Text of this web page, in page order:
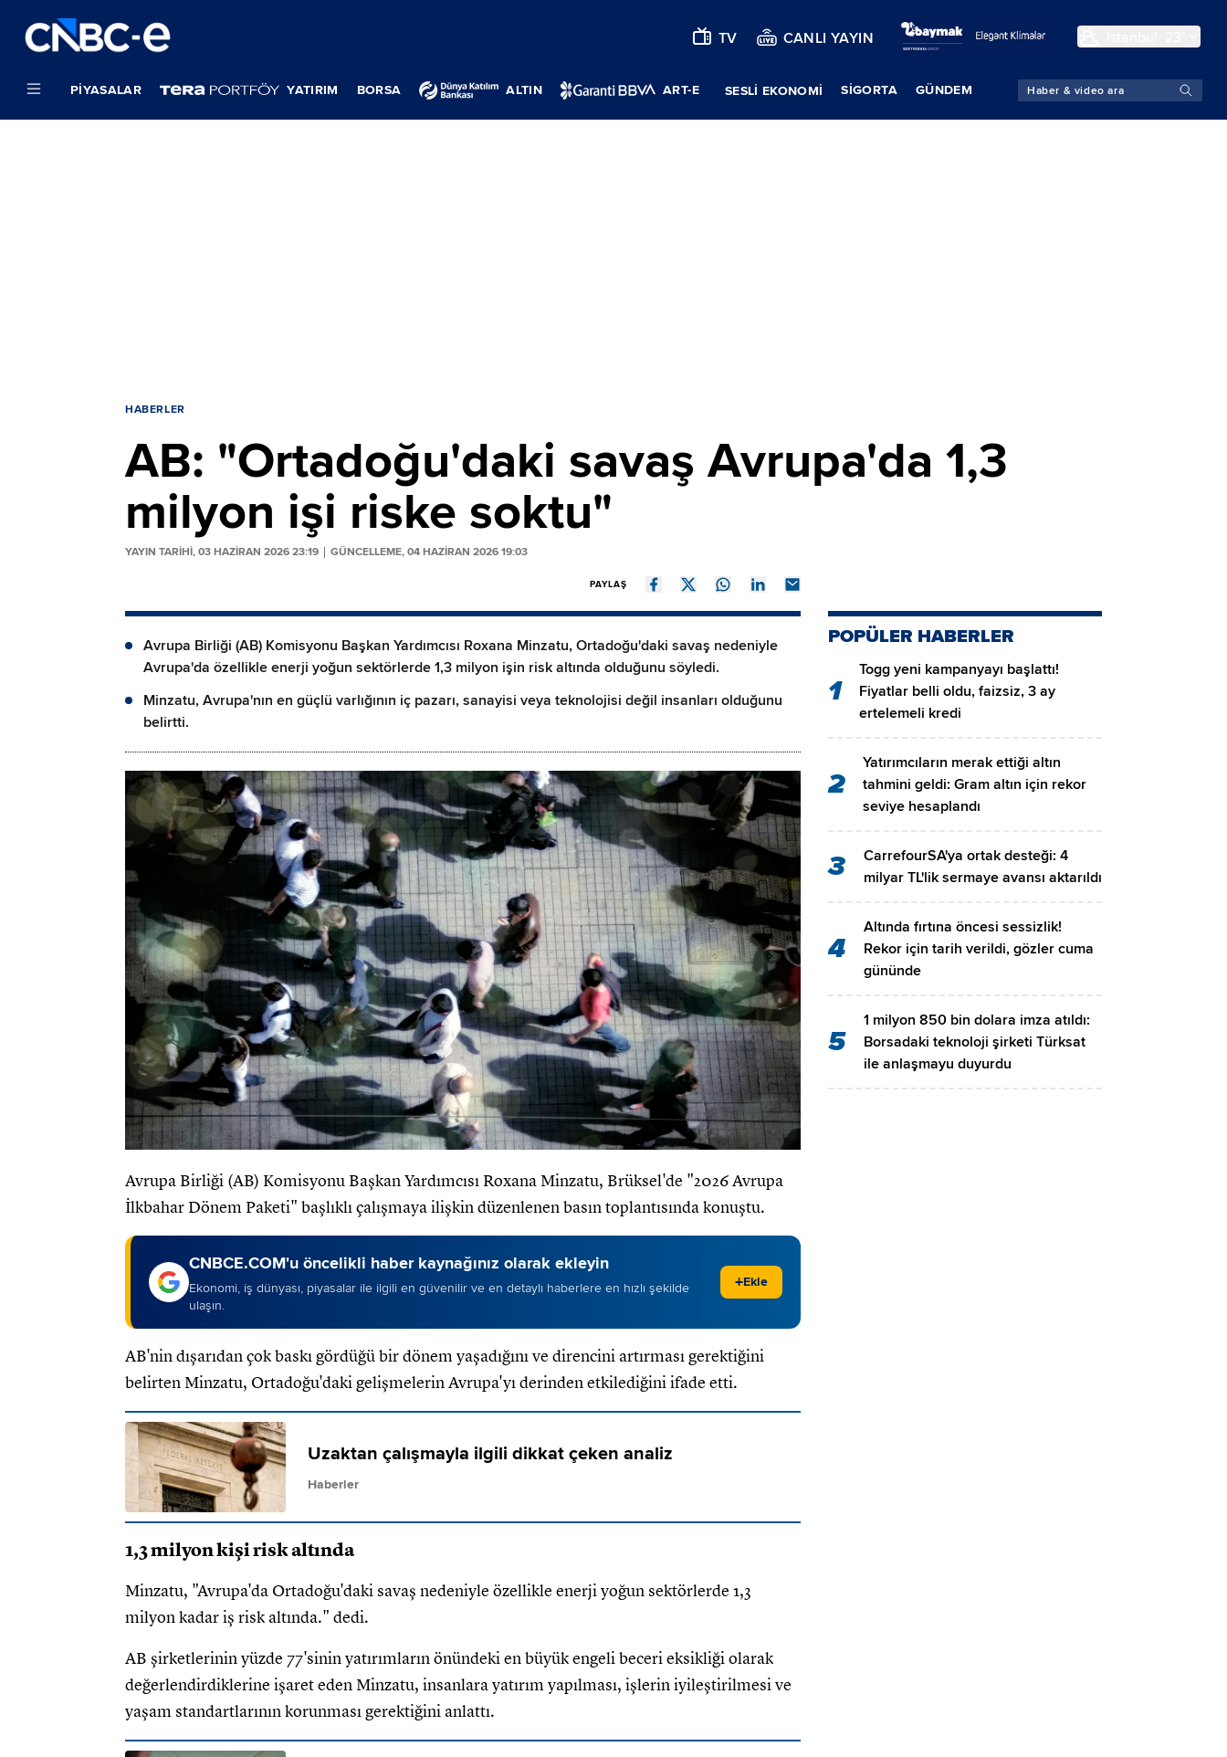
TV CANLI YAYIN
PIYASALAR YATIRIM BORSA ALTIN ART-E SESLİ EKONOMİ SIGORTA GÜNDEM
HABERLER
AB: "Ortadoğu'daki savaş Avrupa'da 1,3
milyon işi riske soktu"
YAYIN TARİHİ, 03 HAZIRAN 2026 23:19 GÜNCELLEME, 04 HAZIRAN 2026 19:03
PAYLAŞ
Avrupa Birliği (AB) Komisyonu Başkan Yardımcısı Roxana Minzatu, Ortadoğu'daki savaş nedeniyle
Avrupa'da özellikle enerji yoğun sektörlerde 1,3 milyon işin risk altında olduğunu söyledi.
Minzatu, Avrupa'nın en güçlü varlığının iç pazarı, sanayisi veya teknolojisi değil insanları olduğunu
belirtti.
Avrupa Birliği (AB) Komisyonu Başkan Yardımcısı Roxana Minzatu, Brüksel'de "2026 Avrupa
İlkbahar Dönem Paketi" başlıklı çalışmaya ilişkin düzenlenen basın toplantısında konuştu.
CNBCE.COM'u öncelikli haber kaynağınız olarak ekleyin
Ekonomi, iş dünyası, piyasalar ile ilgili en güvenilir ve en detaylı haberlere en hızlı şekilde
ulaşın.
+Ekle
AB'nin dışarıdan çok baskı gördüğü bir dönem yaşadığını ve direncini artırması gerektiğini
belirten Minzatu, Ortadoğu'daki gelişmelerin Avrupa'yı derinden etkilediğini ifade etti.
Uzaktan çalışmayla ilgili dikkat çeken analiz
Haberler
1,3 milyon kişi risk altında
Minzatu, "Avrupa'da Ortadoğu'daki savaş nedeniyle özellikle enerji yoğun sektörlerde 1,3
milyon kadar iş risk altında." dedi.
AB şirketlerinin yüzde 77'sinin yatırımların önündeki en büyük engeli beceri eksikliği olarak
değerlendirdiklerine işaret eden Minzatu, insanlara yatırım yapılması, işlerin iyileştirilmesi ve
yaşam standartlarının korunması gerektiğini anlattı.
POPÜLER HABERLER
1
Togg yeni kampanyayı başlattı!
Fiyatlar belli oldu, faizsiz, 3 ay
ertelemeli kredi
2
Yatırımcıların merak ettiği altın
tahmini geldi: Gram altın için rekor
seviye hesaplandı
3
CarrefourSA'ya ortak desteği: 4
milyar TL'lik sermaye avansı aktarıldı
4
Altında fırtına öncesi sessizlik!
Rekor için tarih verildi, gözler cuma
gününde
5
1 milyon 850 bin dolara imza atıldı:
Borsadaki teknoloji şirketi Türksat
ile anlaşmayu duyurdu